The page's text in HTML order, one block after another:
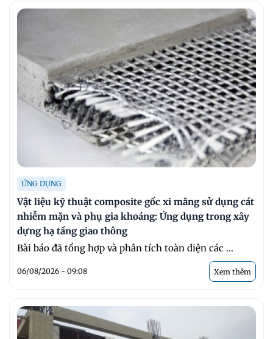
ỨNG DỤNG
Vật liệu kỹ thuật composite gốc xi măng sử dụng cát
nhiễm mặn và phụ gia khoáng: Ứng dụng trong xây
dựng hạ tầng giao thông
Bài báo đã tổng hợp và phân tích toàn diện các ...
06/08/2026 - 09:08 Xem thêm